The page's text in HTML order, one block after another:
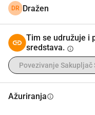
DR Dražen
Tim se udružuje i
sredstava. info
Povezivanje Sakupljač
Ažuriranjainfo